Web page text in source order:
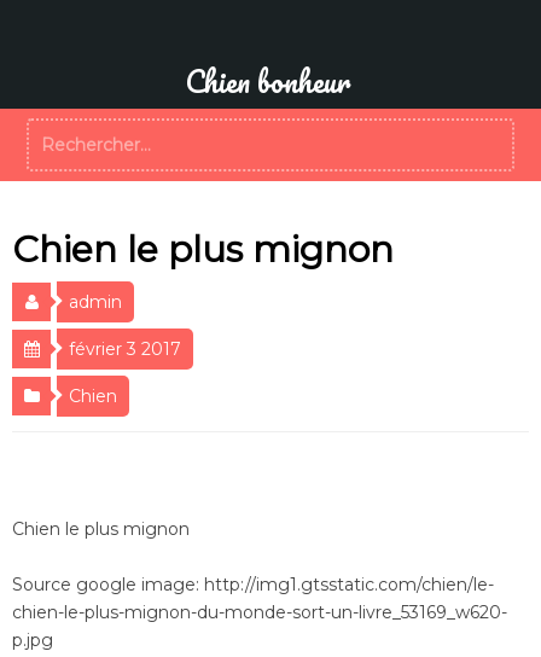
Chien bonheur
Chien le plus mignon
admin
février 3 2017
Chien
Chien le plus mignon
Source google image: http://img1.gtsstatic.com/chien/le-
chien-le-plus-mignon-du-monde-sort-un-livre_53169_w620-
p.jpg
Rechercher :